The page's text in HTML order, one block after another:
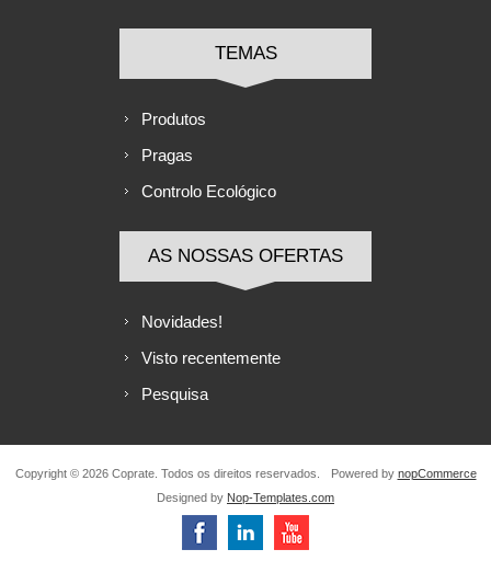
TEMAS
Produtos
Pragas
Controlo Ecológico
AS NOSSAS OFERTAS
Novidades!
Visto recentemente
Pesquisa
Copyright © 2026 Coprate. Todos os direitos reservados. Powered by nopCommerce
Designed by Nop-Templates.com